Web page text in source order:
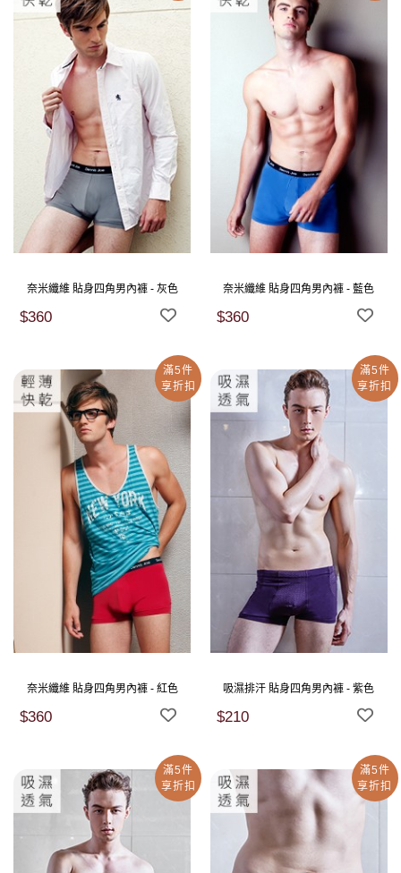
奈米纖維 貼身四角男內褲 - 灰色
$360
奈米纖維 貼身四角男內褲 - 藍色
$360
滿5件
享折扣
奈米纖維 貼身四角男內褲 - 紅色
$360
滿5件
享折扣
吸濕排汗 貼身四角男內褲 - 紫色
$210
滿5件
享折扣
滿5件
享折扣